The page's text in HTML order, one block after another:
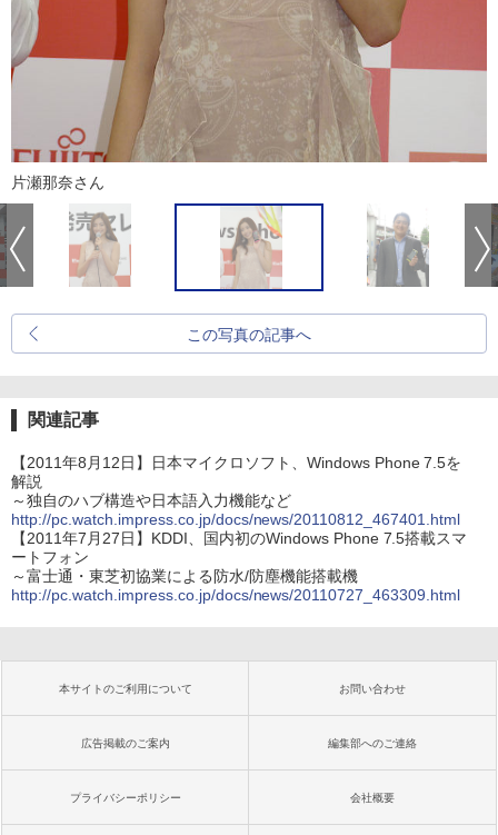
片瀬那奈さん
この写真の記事へ
関連記事
【2011年8月12日】日本マイクロソフト、Windows Phone 7.5を
解説
～独自のハブ構造や日本語入力機能など
http://pc.watch.impress.co.jp/docs/news/20110812_467401.html
【2011年7月27日】KDDI、国内初のWindows Phone 7.5搭載スマ
ートフォン
～富士通・東芝初協業による防水/防塵機能搭載機
http://pc.watch.impress.co.jp/docs/news/20110727_463309.html
本サイトのご利用について お問い合わせ
広告掲載のご案内 編集部へのご連絡
プライバシーポリシー 会社概要